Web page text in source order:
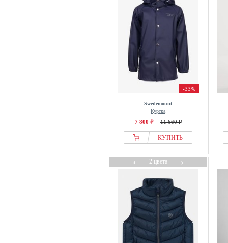
-33%
Swedemount
Куртка
7 800 ₽ 11 660 ₽
КУПИТЬ
←2 цвета→